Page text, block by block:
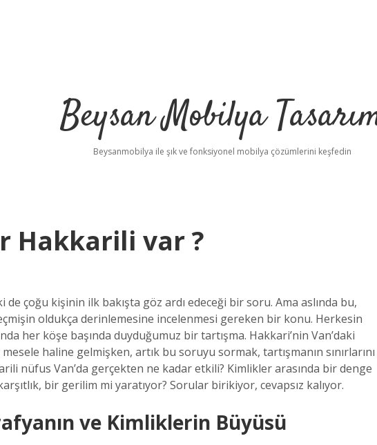
Beysan Mobilya
Beysanmobilya ile şık ve fonksiyonel mobilya çözümlerini keşfedin
Hakkarili var ?
çoğu kişinin ilk bakışta göz ardı edeceği bir soru. Ama aslında bu,
oldukça derinlemesine incelenmesi gereken bir konu. Herkesin
her köşe başında duyduğumuz bir tartışma. Hakkari’nin Van’daki
haline gelmişken, artık bu soruyu sormak, tartışmanın sınırlarını
nüfus Van’da gerçekten ne kadar etkili? Kimlikler arasında bir denge
bir gerilim mi yaratıyor? Sorular birikiyor, cevapsız kalıyor.
ve Kimliklerin Büyüsü